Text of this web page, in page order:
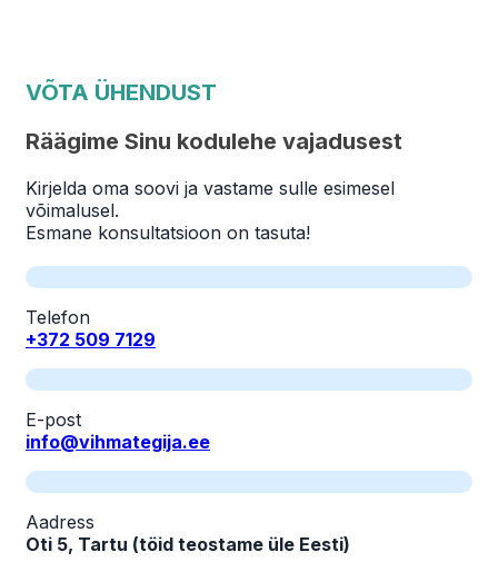
VÕTA ÜHENDUST
Räägime Sinu kodulehe vajadusest
Kirjelda oma soovi ja vastame sulle esimesel
võimalusel.
Esmane konsultatsioon on tasuta!
Telefon
+372 509 7129
E-post
info@vihmategija.ee
Aadress
Oti 5, Tartu (töid teostame üle Eesti)